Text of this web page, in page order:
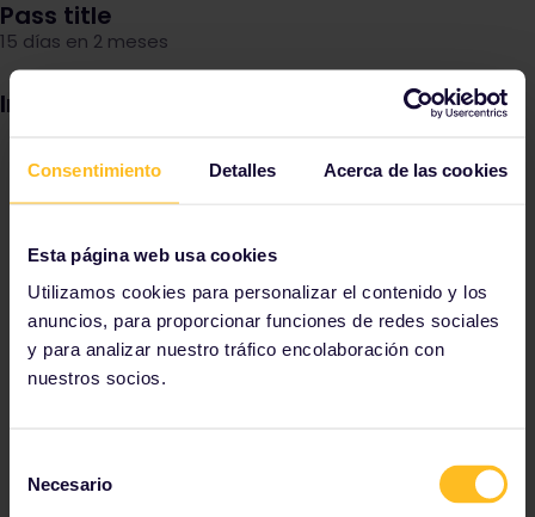
Consentimiento Detalles Acerca de las cookies
Esta página web usa cookies
Utilizamos cookies para personalizar el contenido y los
anuncios, para proporcionar funciones de redes sociales
y para analizar nuestro tráfico encolaboración con
nuestros socios.
Necesario
Pass title
15 días en 2 meses
Image